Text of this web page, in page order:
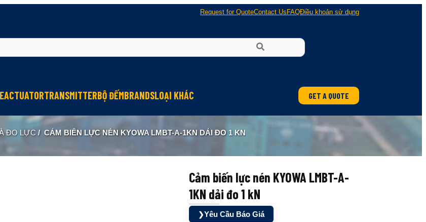
Request for QuoteContact Us FAQĐiều khoản sử dụng
ACTUATORTRANSMITTERBỘ ĐẾMBRANDS
Oriental Motor
KGN
LOẠI KHÁC
Đèn phòng nổ
GET A QUOTE
ĐO LỰC / CẢM BIẾN LỰC NÉN KYOWA LMBT-A-1KN DẢI ĐO 1 KN
Cảm biến lực nén KYOWA LMBT-A-
1KN dải đo 1 kN
❯Yêu Cầu Báo Giá